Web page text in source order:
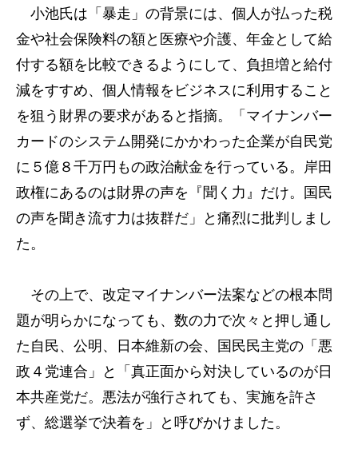
小池氏は「暴走」の背景には、個人が払った税
金や社会保険料の額と医療や介護、年金として給
付する額を比較できるようにして、負担増と給付
減をすすめ、個人情報をビジネスに利用すること
を狙う財界の要求があると指摘。「マイナンバー
カードのシステム開発にかかわった企業が自民党
に５億８千万円もの政治献金を行っている。岸田
政権にあるのは財界の声を『聞く力』だけ。国民
の声を聞き流す力は抜群だ」と痛烈に批判しまし
た。
その上で、改定マイナンバー法案などの根本問
題が明らかになっても、数の力で次々と押し通し
た自民、公明、日本維新の会、国民民主党の「悪
政４党連合」と「真正面から対決しているのが日
本共産党だ。悪法が強行されても、実施を許さ
ず、総選挙で決着を」と呼びかけました。